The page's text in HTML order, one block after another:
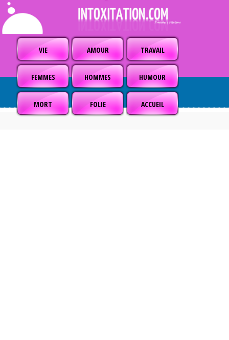
VIE AMOUR TRAVAIL
FEMMES HOMMES HUMOUR
MORT FOLIE ACCUEIL